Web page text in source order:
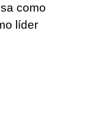
como
líder